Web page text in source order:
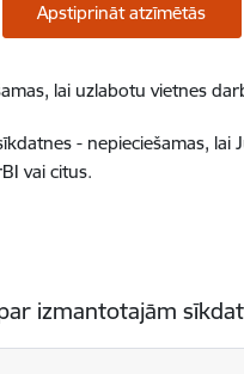
Apstiprināt atzīmētās
lai uzlabotu vietnes
- nepieciešamas,
vai citus.
izmantotajām